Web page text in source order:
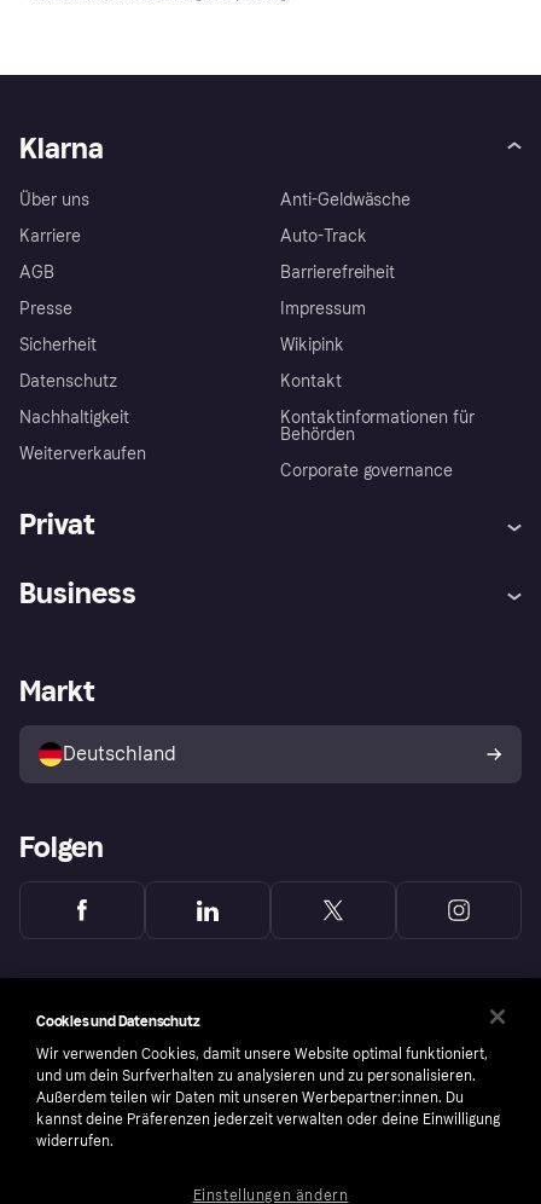
Klarna
Über uns
Karriere
AGB
Presse
Sicherheit
Datenschutz
Nachhaltigkeit
Weiterverkaufen
Anti-Geldwäsche
Auto-Track
Barrierefreiheit
Impressum
Wikipink
Kontakt
Kontaktinformationen für
Behörden
Corporate governance
Privat
Klarna App
Shops entdecken
Käuferschutzrichtlinie
Dein Widerrufsrecht
Business
Händlerportal
Markt
Deutschland
Folgen
Cookies und Datenschutz
Wir verwenden Cookies, damit unsere Website optimal funktioniert,
und um dein Surfverhalten zu analysieren und zu personalisieren.
Außerdem teilen wir Daten mit unseren Werbepartner:innen. Du
kannst deine Präferenzen jederzeit verwalten oder deine Einwilligung
widerrufen.
Einstellungen ändern